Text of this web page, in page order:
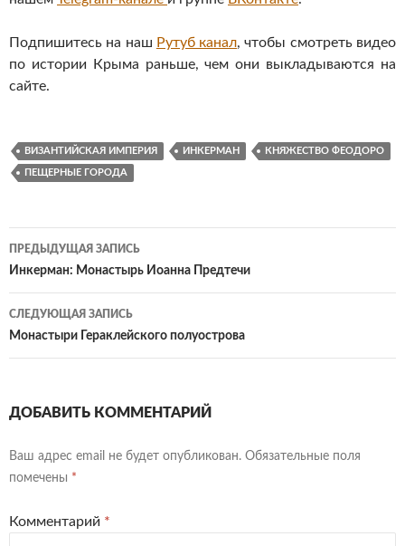
Подпишитесь на наш Рутуб канал, чтобы смотреть видео
по истории Крыма раньше, чем они выкладываются на
сайте.
ВИЗАНТИЙСКАЯ ИМПЕРИЯ ИНКЕРМАН КНЯЖЕСТВО ФЕОДОРО
ПЕЩЕРНЫЕ ГОРОДА
Навигация
по
записям
ПРЕДЫДУЩАЯ ЗАПИСЬ
Инкерман: Монастырь Иоанна Предтечи
СЛЕДУЮЩАЯ ЗАПИСЬ
Монастыри Гераклейского полуострова
ДОБАВИТЬ КОММЕНТАРИЙ
Ваш адрес email не будет опубликован. Обязательные поля
помечены *
Комментарий *